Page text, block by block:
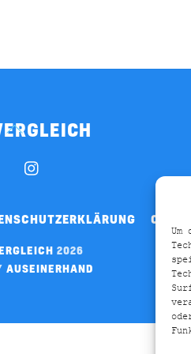
BACK
TOP
FACEBOOK
2026
AUSEINERHAND